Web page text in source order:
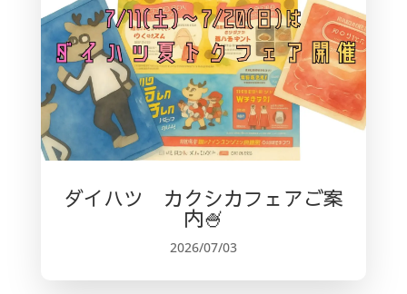
ダイハツ カクシカフェアご案
内🍧
2026/07/03